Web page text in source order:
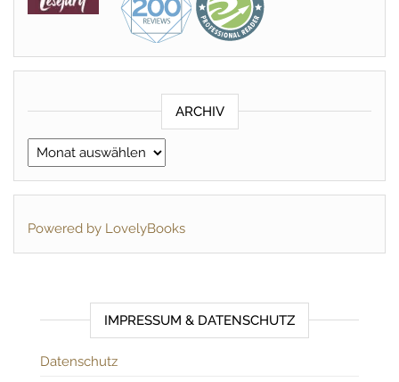
ARCHIV
Archiv
Powered by LovelyBooks
IMPRESSUM & DATENSCHUTZ
Datenschutz